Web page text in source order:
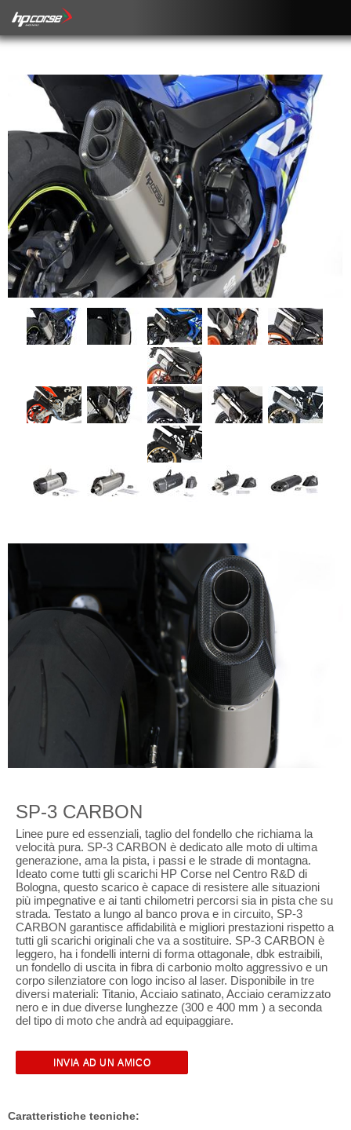
SP-3 CARBON
Linee pure ed essenziali, taglio del fondello che richiama la
velocità pura. SP-3 CARBON è dedicato alle moto di ultima
generazione, ama la pista, i passi e le strade di montagna.
Ideato come tutti gli scarichi HP Corse nel Centro R&D di
Bologna, questo scarico è capace di resistere alle situazioni
più impegnative e ai tanti chilometri percorsi sia in pista che su
strada. Testato a lungo al banco prova e in circuito, SP-3
CARBON garantisce affidabilità e migliori prestazioni rispetto a
tutti gli scarichi originali che va a sostituire. SP-3 CARBON è
leggero, ha i fondelli interni di forma ottagonale, dbk estraibili,
un fondello di uscita in fibra di carbonio molto aggressivo e un
corpo silenziatore con logo inciso al laser. Disponibile in tre
diversi materiali: Titanio, Acciaio satinato, Acciaio ceramizzato
nero e in due diverse lunghezze (300 e 400 mm ) a seconda
del tipo di moto che andrà ad equipaggiare.
Caratteristiche tecniche: